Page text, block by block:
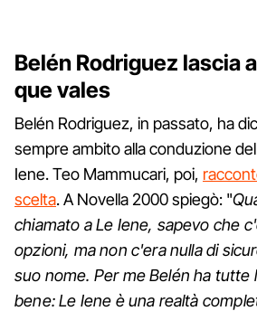
Belén Rodriguez lascia
que vales
Belén Rodriguez, in passato, ha
sempre ambito alla conduzione
Iene. Teo Mammucari, poi,
scelta. A Novella 2000 spiegò: "
chiamato a Le Iene, sapevo che
opzioni, ma non c'era nulla di
suo nome. Per me Belén ha tutte
bene: Le Iene è una realtà